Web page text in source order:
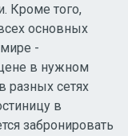
Кроме того,
основных
-
в нужном
разных сетях
в
забронировать